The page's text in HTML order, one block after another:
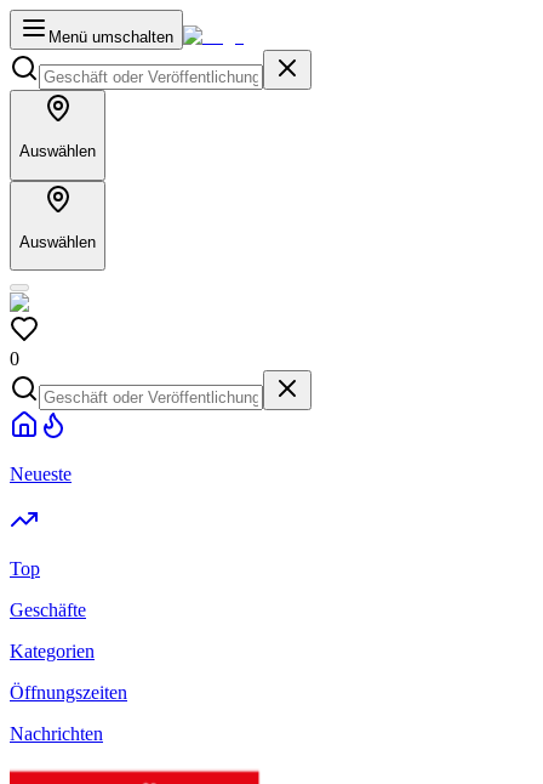
Menü umschalten
Auswählen
Auswählen
0
Neueste
Top
Geschäfte
Kategorien
Öffnungszeiten
Nachrichten